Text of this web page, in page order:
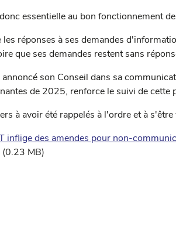
essentielle au bon fonctionnement
réponses à ses demandes
que ses demandes restent sans
son Conseil dans sa
de 2025, renforce le suivi de cette
à avoir été rappelés à l'ordre et à
inflige des amendes pour non-
(0.23 MB)